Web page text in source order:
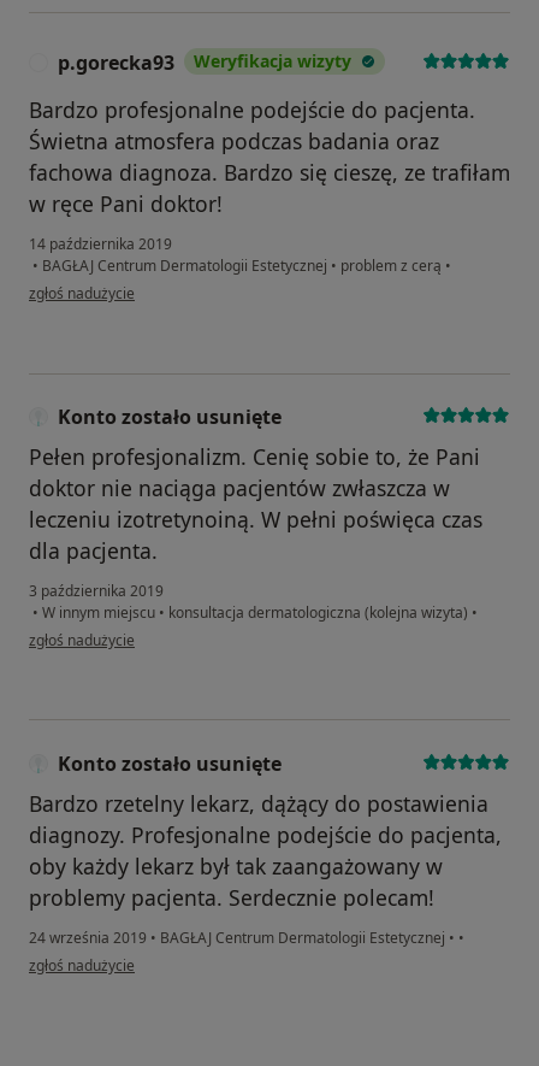
p.gorecka93 Weryfikacja wizyty
Bardzo profesjonalne podejście do pacjenta.
Świetna atmosfera podczas badania oraz
fachowa diagnoza. Bardzo się cieszę, ze trafiłam
w ręce Pani doktor!
14 października 2019
• BAGŁAJ Centrum Dermatologii Estetycznej • problem z cerą •
w opinii użytkownika p.gorecka93
zgłoś nadużycie
Konto zostało usunięte
Pełen profesjonalizm. Cenię sobie to, że Pani
doktor nie naciąga pacjentów zwłaszcza w
leczeniu izotretynoiną. W pełni poświęca czas
dla pacjenta.
3 października 2019
• W innym miejscu • konsultacja dermatologiczna (kolejna wizyta) •
w opinii użytkownika Konto zostało usunięte
zgłoś nadużycie
Konto zostało usunięte
Bardzo rzetelny lekarz, dążący do postawienia
diagnozy. Profesjonalne podejście do pacjenta,
oby każdy lekarz był tak zaangażowany w
problemy pacjenta. Serdecznie polecam!
24 września 2019 • BAGŁAJ Centrum Dermatologii Estetycznej • •
w opinii użytkownika Konto zostało usunięte
zgłoś nadużycie